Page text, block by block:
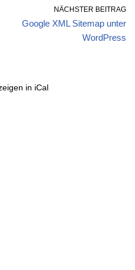
NÄCHSTER BEITRAG
Google XML Sitemap unter
WordPress
in iCal